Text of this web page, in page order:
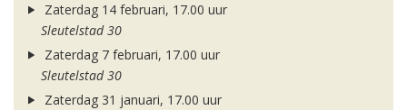
Zaterdag 14 februari, 17.00 uur
Sleutelstad 30
Zaterdag 7 februari, 17.00 uur
Sleutelstad 30
Zaterdag 31 januari, 17.00 uur